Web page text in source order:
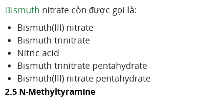
Bismuth nitrate còn được gọi là:
Bismuth(III) nitrate
Bismuth trinitrate
Nitric acid
Bismuth trinitrate pentahydrate
Bismuth(III) nitrate pentahydrate
2.5 N-Methyltyramine